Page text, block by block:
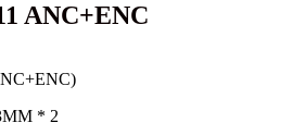
ANC+ENC
* 2